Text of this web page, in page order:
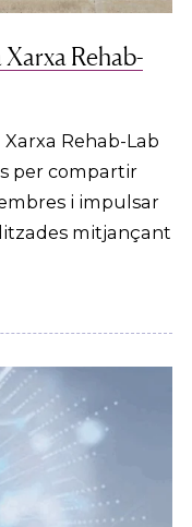
Rehab-
Rehab-Lab
per compartir
i impulsar
mitjançant